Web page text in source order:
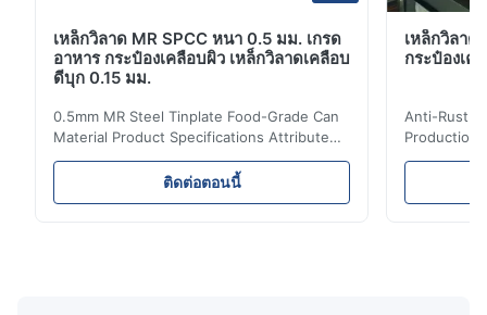
เหล็กวิลาด MR SPCC หนา 0.5 มม. เกรด
อาหาร กระป๋องเคลือบผิว เหล็กวิลาดเคลือบ
ดีบุก 0.15 มม.
0.5mm MR Steel Tinplate Food-Grade Can
Material Product Specifications Attribute
Value Product Name 0.5mm MR Steel
Tinplate Food-Grade Can Material Material
MR, SPCC, prime Tinplate / TFS Tin Coating
ติดต่อตอนนี้
เหล็กวิลาด
กระป๋องเค
Anti-Rust
Production
Value
MR, SPCC,